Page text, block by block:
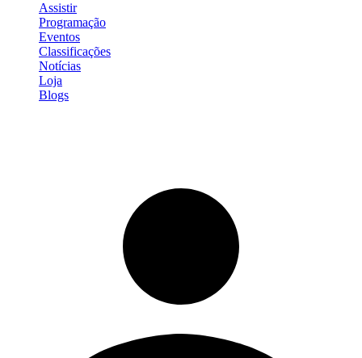
Assistir
Programação
Eventos
Classificações
Notícias
Loja
Blogs